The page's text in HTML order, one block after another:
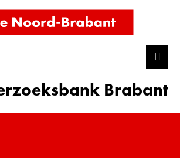
Ga
de
inhoud
Brabant